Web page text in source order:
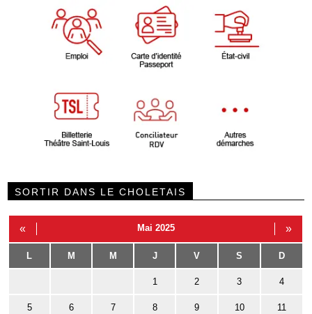
SORTIR DANS LE CHOLETAIS
« Mai 2025 »
L M M J V S D
1 2 3 4
5 6 7 8 9 10 11